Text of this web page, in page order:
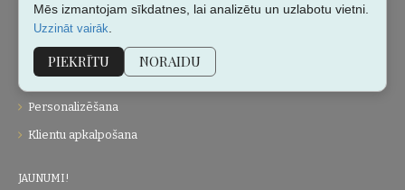
Kontakti
Vietnes karte
Dāvanu kartes
Personalizēšana
Klientu apkalpošana
JAUNUMI!
Mēs izmantojam sīkdatnes, lai analizētu un uzlabotu vietni.
Uzzināt vairāk
PIEKRĪTU NORAIDU